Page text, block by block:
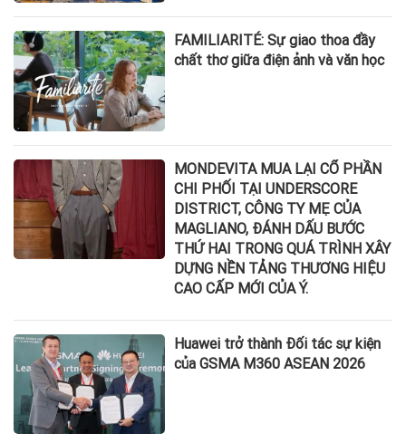
FAMILIARITÉ: Sự giao thoa đầy
chất thơ giữa điện ảnh và văn học
MONDEVITA MUA LẠI CỔ PHẦN
CHI PHỐI TẠI UNDERSCORE
DISTRICT, CÔNG TY MẸ CỦA
MAGLIANO, ĐÁNH DẤU BƯỚC
THỨ HAI TRONG QUÁ TRÌNH XÂY
DỰNG NỀN TẢNG THƯƠNG HIỆU
CAO CẤP MỚI CỦA Ý.
Huawei trở thành Đối tác sự kiện
của GSMA M360 ASEAN 2026